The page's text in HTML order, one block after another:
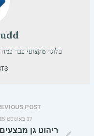
בלוגר מקצועי כבר
POST
17 באוגוסט 2015
ריהוט גן